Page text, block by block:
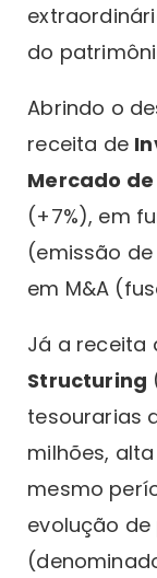
do
Abrindo o
receita de
Mercado
(+7%), em
(emissão
em M&A
Já a receita
Structuring
tesourarias
milhões,
mesmo
evolução